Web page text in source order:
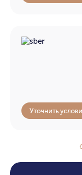
Уточнить